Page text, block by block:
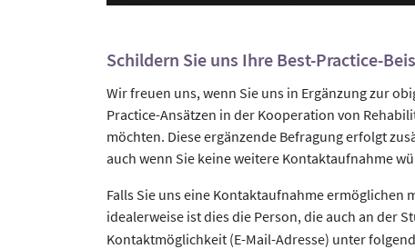
Schildern Sie uns Ihre Best-Practice-
Wir freuen uns, wenn Sie uns in Ergänzung zur
Practice-Ansätzen in der Kooperation von
möchten. Diese ergänzende Befragung erfolgt
auch wenn Sie keine weitere Kontaktaufnahme
Falls Sie uns eine Kontaktaufnahme
idealerweise ist dies die Person, die auch an der
Kontaktmöglichkeit (E-Mail-Adresse) unter